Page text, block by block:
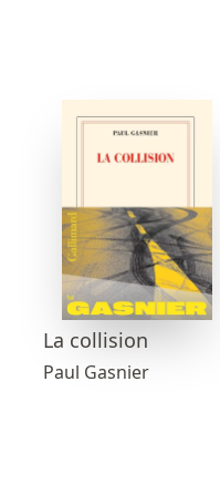
La collision
Paul Gasnier